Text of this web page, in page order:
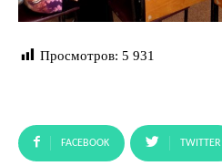
Просмотров: 5 931
FACEBOOK TWITTER